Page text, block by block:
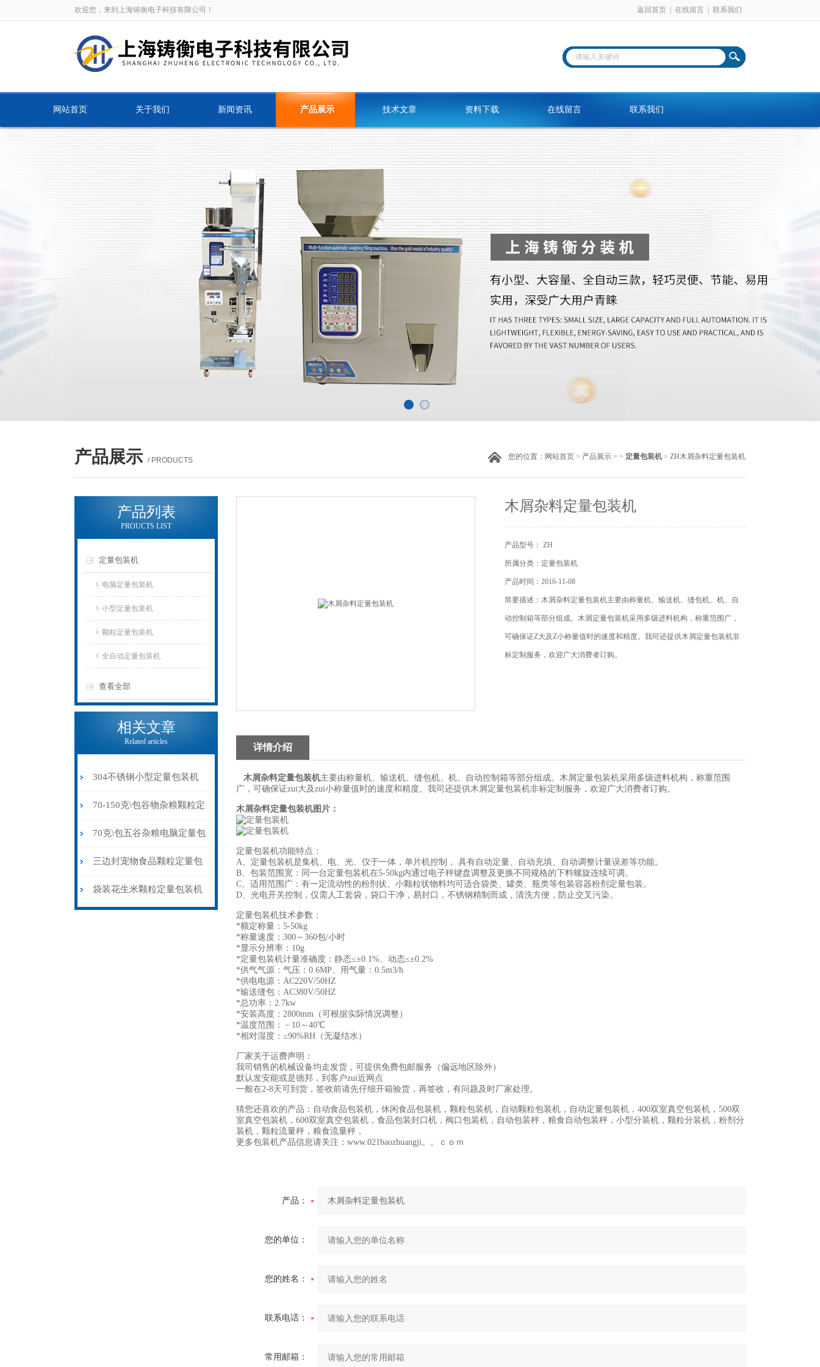
欢迎您，来到上海铸衡电子科技有限公司！ 返回首页 在线留言 联系我们
网站首页 关于我们 新闻资讯 产品展示 技术文章 资料下载 在线留言 联系我们
产品展示 / PRODUCTS 您的位置： 网站首页 > 产品展示 > > 定量包装机 > ZH木屑杂料定量包装机
产品列表
PROUCTS LIST
定量包装机
电脑定量包装机
小型定量包装机
颗粒定量包装机
全自动定量包装机
查看全部
相关文章
Related articles
304不锈钢小型定量包装机
食品杂粮中药粉打包机
70-150克\包谷物杂粮颗粒定
量包装机制袋封口一体
70克\包五谷杂粮电脑定量包
装机背封价格
三边封宠物食品颗粒定量包
装机称重封口一体
袋装花生米颗粒定量包装机
木屑杂料定量包装机
产品型号： ZH
所属分类：定量包装机
产品时间：2016-11-08
简要描述：木屑杂料定量包装机主要由称量机、输送机、缝包机、机、自
动控制箱等部分组成。木屑定量包装机采用多级进料机构，称重范围广，
可确保证Z大及Z小称量值时的速度和精度。我司还提供木屑定量包装机非
标定制服务，欢迎广大消费者订购。
详情介绍
木屑杂料定量包装机主要由称量机、输送机、缝包机、机、自动控制箱等部分组成。木屑定量包装机采用多级进料机构，称重范围
广，可确保证zui大及zui小称量值时的速度和精度。我司还提供木屑定量包装机非标定制服务，欢迎广大消费者订购。
木屑杂料定量包装机图片：
定量包装机功能特点：
A、定量包装机是集机、电、光、仪于一体，单片机控制， 具有自动定量、自动充填、自动调整计量误差等功能。
B、包装范围宽：同一台定量包装机在5-50kg内通过电子秤键盘调整及更换不同规格的下料螺旋连续可调。
C、适用范围广：有一定流动性的粉剂状、小颗粒状物料均可适合袋类、罐类、瓶类等包装容器粉剂定量包装。
D、光电开关控制，仅需人工套袋，袋口干净，易封口，不锈钢精制而成，清洗方便，防止交叉污染。
定量包装机技术参数：
*额定称量：5-50kg
*称量速度：300～360包/小时
*显示分辨率：10g
*定量包装机计量准确度：静态≤±0.1%、动态≤±0.2%
*供气气源：气压：0.6MP、用气量：0.5m3/h
*供电电源：AC220V/50HZ
*输送缝包：AC380V/50HZ
*总功率：2.7kw
*安装高度：2800mm（可根据实际情况调整）
*温度范围：－10～40℃
*相对湿度：≤90%RH（无凝结水）
厂家关于运费声明：
我司销售的机械设备均走发货，可提供免费包邮服务（偏远地区除外）
默认发安能或是德邦，到客户zui近网点
一般在2-8天可到货，签收前请先仔细开箱验货，再签收，有问题及时厂家处理。
猜您还喜欢的产品：自动食品包装机，休闲食品包装机，颗粒包装机，自动颗粒包装机，自动定量包装机，400双室真空包装机，500双
室真空包装机，600双室真空包装机，食品包装封口机，阀口包装机，自动包装秤，粮食自动包装秤，小型分装机，颗粒分装机，粉剂分
装机，颗粒流量秤，粮食流量秤，
更多包装机产品信息请关注：www.021baozhuangji。。ｃｏｍ
产品：
您的单位：
您的姓名：
联系电话：
常用邮箱：